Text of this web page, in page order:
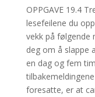
OPPGAVE 19.4
lesefeilene du
vekk på følgende
deg om å slappe
en dag og fem
foresatte, er at